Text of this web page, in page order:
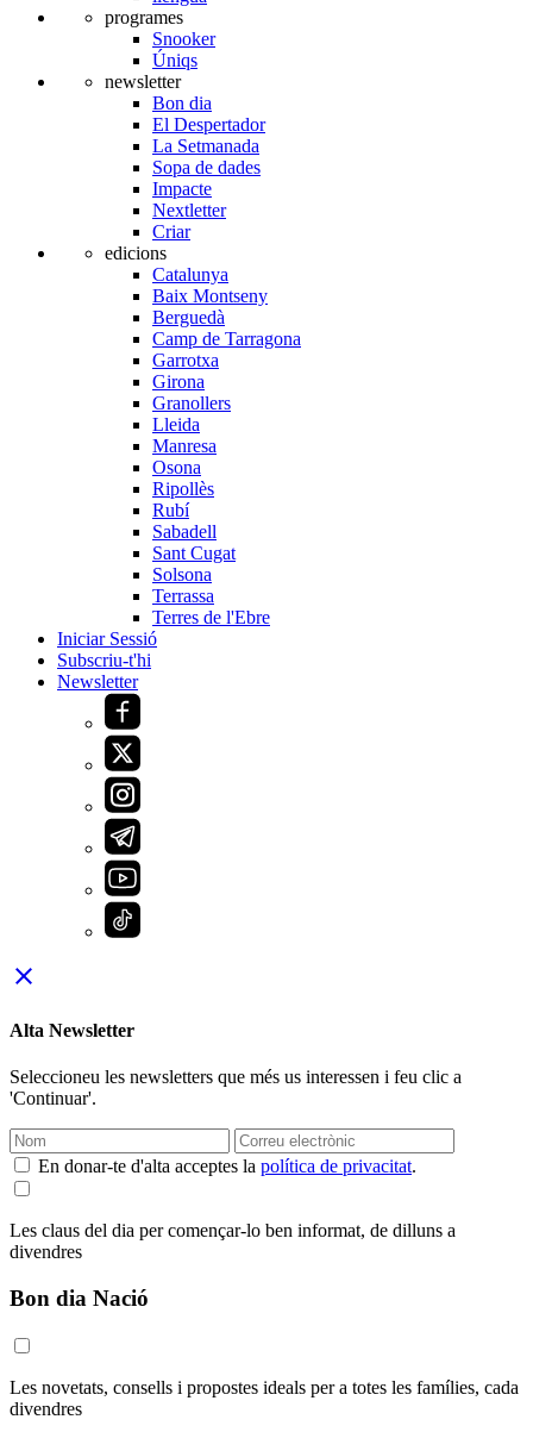
programes
Snooker
Úniqs
newsletter
Bon dia
El Despertador
La Setmanada
Sopa de dades
Impacte
Nextletter
Criar
edicions
Catalunya
Baix Montseny
Berguedà
Camp de Tarragona
Garrotxa
Girona
Granollers
Lleida
Manresa
Osona
Ripollès
Rubí
Sabadell
Sant Cugat
Solsona
Terrassa
Terres de l'Ebre
Iniciar Sessió
Subscriu-t'hi
Newsletter
close
Alta Newsletter
Seleccioneu les newsletters que més us interessen i feu clic a
'Continuar'.
En donar-te d'alta acceptes la política de privacitat.
Les claus del dia per començar-lo ben informat, de dilluns a
divendres
Bon dia Nació
Les novetats, consells i propostes ideals per a totes les famílies, cada
divendres